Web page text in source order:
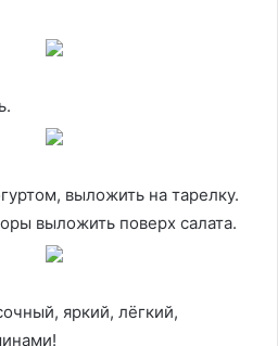
выложить на тарелку.
выложить поверх салата.
яркий, лёгкий,